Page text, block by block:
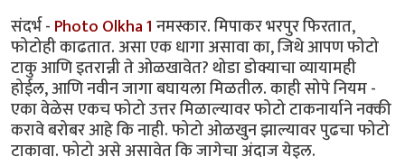
संदर्भ -Photo Olkha 1नमस्कार. मिपाकर भरपुर फिरतात,
फोटोही काढतात. असा एक धागा असावा का, जिथे आपण फोटो
टाकु आणि इतरान्नी ते ओळखावेत? थोडा डोक्याचा व्यायामही
होईल, आणि नवीन जागा बघायला मिळतील. काही सोपे नियम -
एका वेळेस एकच फोटो उत्तर मिळाल्यावर फोटो टाकनार्याने नक्की
करावे बरोबर आहे कि नाही. फोटो ओळखुन झाल्यावर पुढचा फोटो
टाकावा. फोटो असे असावेत कि जागेचा अंदाज येइल.